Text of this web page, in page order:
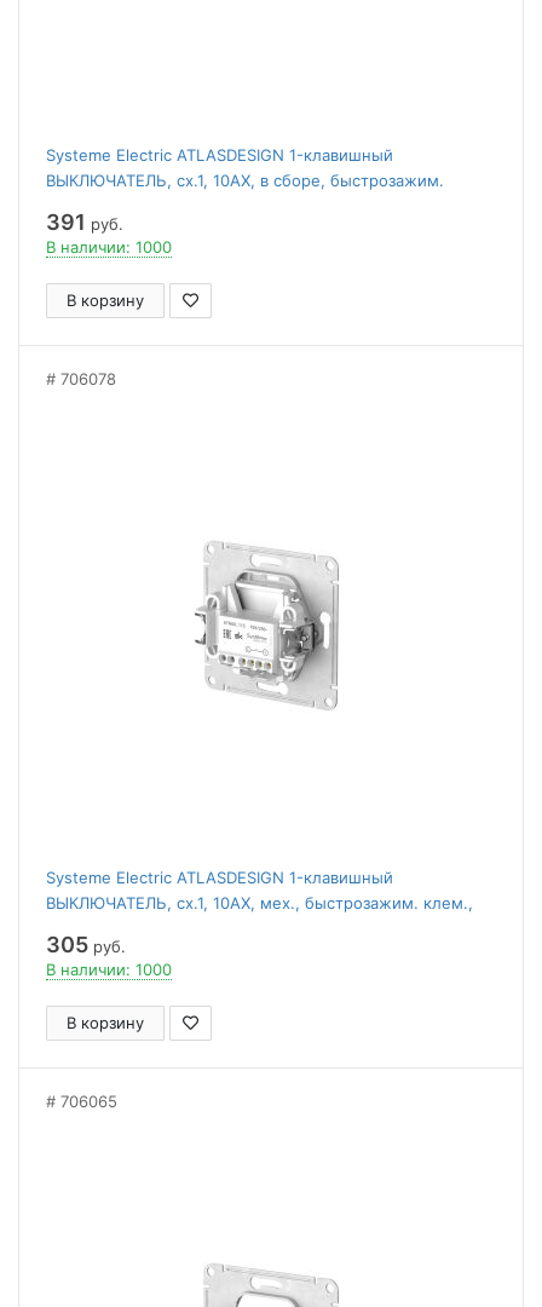
Systeme Electric ATLASDESIGN 1-клавишный
ВЫКЛЮЧАТЕЛЬ, сх.1, 10АХ, в сборе, быстрозажим.
391 руб.
В наличии: 1000
В корзину
706078
Systeme Electric ATLASDESIGN 1-клавишный
ВЫКЛЮЧАТЕЛЬ, сх.1, 10АХ, мех., быстрозажим. клем.,
305 руб.
В наличии: 1000
В корзину
706065